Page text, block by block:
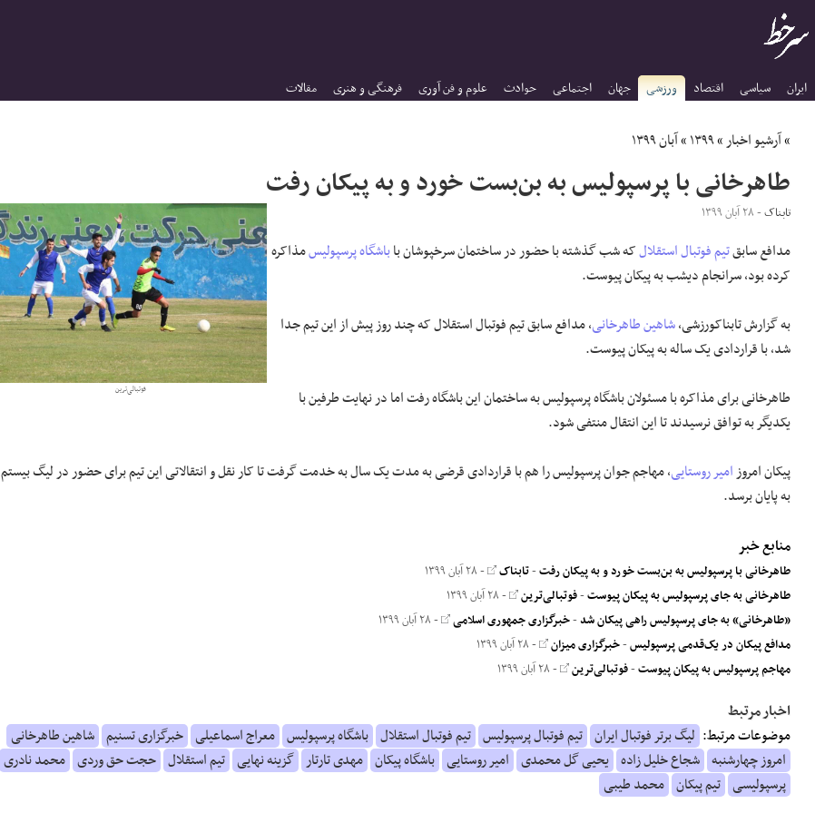
ایران سیاسی اقتصاد ورزشی جهان اجتماعی حوادث علوم و فن آوری فرهنگی و هنری مقالات
»آرشیو اخبار»۱۳۹۹»آبان ۱۳۹۹
طاهرخانی با پرسپولیس به بن‌بست خورد و به پیکان رفت
فوتبالی‌ترین
تابناک- ۲۸ آبان ۱۳۹۹
مدافع سابقتیم فوتبال استقلالکه شب گذشته با حضور در ساختمان سرخپوشان باباشگاه پرسپولیسمذاکره
کرده بود، سرانجام دیشب به پیکان پیوست.
به گزارش تابناکورزشی،شاهین طاهرخانی، مدافع سابق تیم فوتبال استقلال که چند روز پیش از این تیم جدا
شد، با قراردادی یک ساله به پیکان پیوست.
طاهرخانی برای مذاکره با مسئولان باشگاه پرسپولیس به ساختمان این باشگاه رفت اما در نهایت طرفین با
یکدیگر به توافق نرسیدند تا این انتقال منتفی شود.
پیکان امروزامیر روستایی، مهاجم جوان پرسپولیس را هم با قراردادی قرضی به مدت یک سال به خدمت گرفت تا کار نقل و انتقالاتی این تیم برای حضور در لیگ بیستم
به پایان برسد.
منابع خبر
طاهرخانی با پرسپولیس به بن‌بست خورد و به پیکان رفت-تابناک - ۲۸ آبان ۱۳۹۹
طاهرخانی به جای پرسپولیس به پیکان پیوست-فوتبالی‌ترین - ۲۸ آبان ۱۳۹۹
«طاهرخانی» به جای پرسپولیس راهی پیکان شد-خبرگزاری جمهوری اسلامی - ۲۸ آبان ۱۳۹۹
مدافع پیکان در یک‌قدمی پرسپولیس-خبرگزاری میزان - ۲۸ آبان ۱۳۹۹
مهاجم پرسپولیس به پیکان پیوست-فوتبالی‌ترین - ۲۸ آبان ۱۳۹۹
اخبار مرتبط
موضوعات مرتبط: لیگ برتر فوتبال ایران تیم فوتبال پرسپولیس تیم فوتبال استقلال باشگاه پرسپولیس معراج اسماعیلی خبرگزاری تسنیم شاهین طاهرخانی
امروز چهارشنبه شجاع خلیل زاده یحیی گل محمدی امیر روستایی باشگاه پیکان مهدی تارتار گزینه نهایی تیم استقلال حجت حق وردی محمد نادری
پرسپولیسی تیم پیکان محمد طیبی